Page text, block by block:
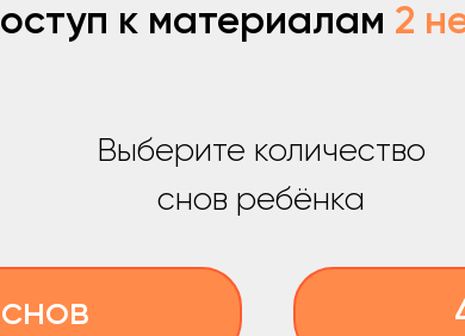
снов ребёнка